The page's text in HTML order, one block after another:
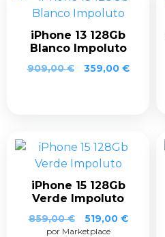
iPhone 13 128Gb
Blanco Impoluto
909,00€ 359,00 €
iPhone 15 128Gb
Verde Impoluto
859,00€ 519,00 €
por Marketplace